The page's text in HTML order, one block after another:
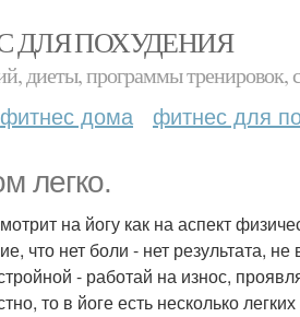
ДЛЯ ПОХУДЕНИЯ
диеты, программы тренировок,
фитнес дома фитнес для
легко.
на йогу как на аспект
что нет боли - нет результата,
- работай на износ,
то в йоге есть несколько